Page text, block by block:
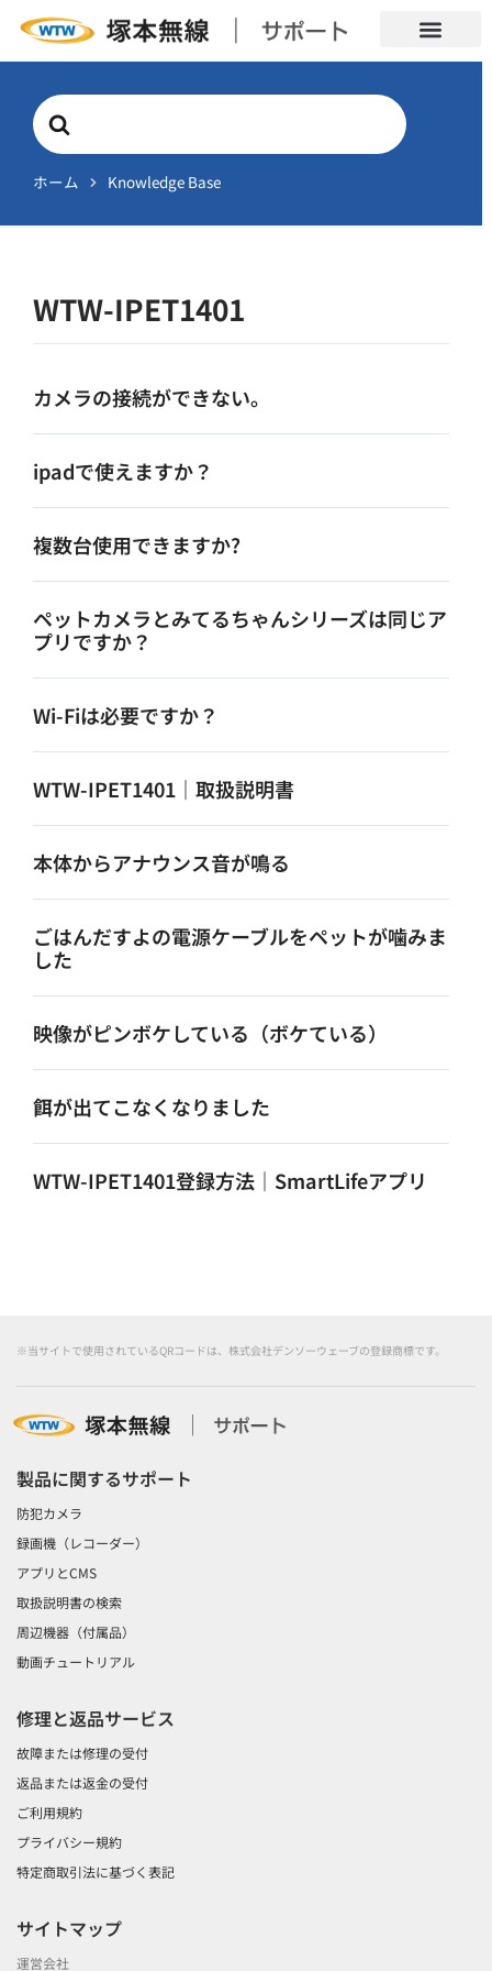
Search
For
ホーム Knowledge Base
WTW-IPET1401
カメラの接続ができない。
ipadで使えますか？
複数台使用できますか?
ペットカメラとみてるちゃんシリーズは同じア
プリですか？
Wi-Fiは必要ですか？
WTW-IPET1401｜取扱説明書
本体からアナウンス音が鳴る
ごはんだすよの電源ケーブルをペットが噛みま
した
映像がピンボケしている（ボケている）
餌が出てこなくなりました
WTW-IPET1401登録方法｜SmartLifeアプリ
※当サイトで使用されているQRコードは、株式会社デンソーウェーブの登録商標です。
製品に関するサポート
防犯カメラ
録画機（レコーダー）
アプリとCMS
取扱説明書の検索
周辺機器（付属品）
動画チュートリアル
修理と返品サービス
故障または修理の受付
返品または返金の受付
ご利用規約
プライバシー規約
特定商取引法に基づく表記
サイトマップ
運営会社